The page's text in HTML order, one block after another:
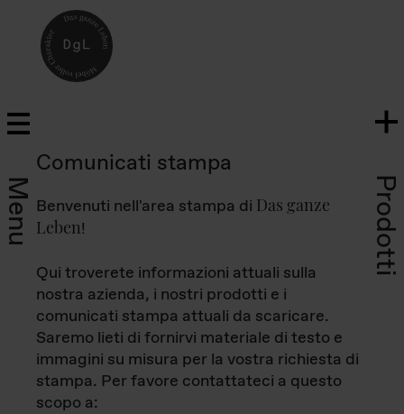
Menu Prodotti
Comunicati stampa
Benvenuti nell'area stampa di Das ganze
Leben!
Qui troverete informazioni attuali sulla
nostra azienda, i nostri prodotti e i
comunicati stampa attuali da scaricare.
Saremo lieti di fornirvi materiale di testo e
immagini su misura per la vostra richiesta di
stampa. Per favore contattateci a questo
scopo a: